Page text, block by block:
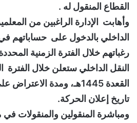
القطاع المنقول له .
وأهابت الإدارة الراغبين من
الداخلي بالدخول على حساباتهم
رغباتهم خلال الفترة الزمنية
القعدة 1445هـ، ومدة
تاريخ إعلان الحركة.
ومباشرة المنقولين والمنقولات